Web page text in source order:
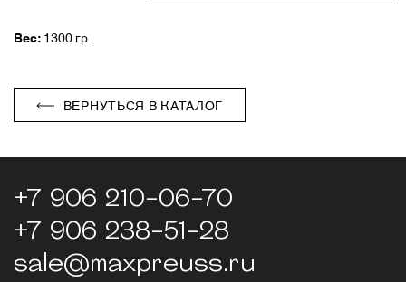
Вес: 1300 гр.
ВЕРНУТЬСЯ В КАТАЛОГ
+7 906 210-06-70
+7 906 238-51-28
sale@maxpreuss.ru